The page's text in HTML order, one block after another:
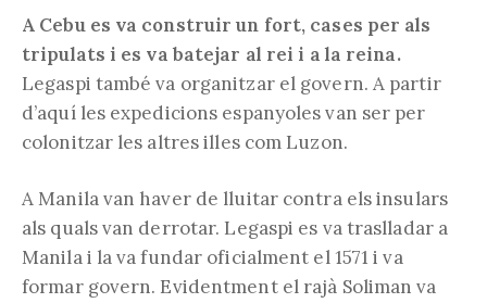
A Cebu es va construir un fort, cases per als
tripulats i es va batejar al rei i a la reina.
Legaspi també va organitzar el govern. A partir
d’aquí les expedicions espanyoles van ser per
colonitzar les altres illes com Luzon.
A Manila van haver de lluitar contra els insulars
als quals van derrotar. Legaspi es va traslladar a
Manila i la va fundar oficialment el 1571 i va
formar govern. Evidentment el rajà Soliman va